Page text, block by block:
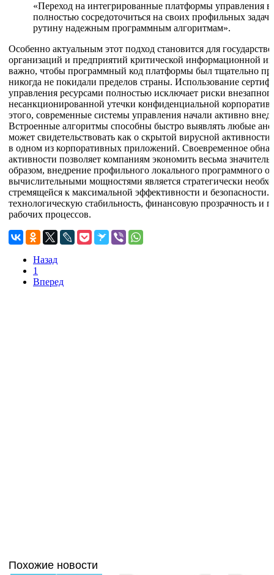
«Переход на интегрированные платформы управления
полностью сосредоточиться на своих профильных
рутину надежным программным алгоритмам».
Особенно актуальным этот подход становится для
организаций и предприятий критической информационной
важно, чтобы программный код платформы был тщательно
никогда не покидали пределов страны. Использование
управления ресурсами полностью исключает риски
несанкционированной утечки конфиденциальной
этого, современные системы управления начали активно
Встроенные алгоритмы способны быстро выявлять любые
может свидетельствовать как о скрытой вирусной
в одном из корпоративных приложений. Своевременное
активности позволяет компаниям экономить весьма
образом, внедрение профильного локального программного
вычислительными мощностями является стратегически
стремящейся к максимальной эффективности и безопасности.
технологическую стабильность, финансовую прозрачность и
рабочих процессов.
Назад
1
Вперед
Похожие новости